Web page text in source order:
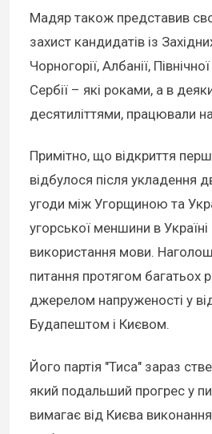
Мадяр також представив
захист кандидатів із
Чорногорії, Албанії,
Сербії – які роками, а в
десятиліттями, працювали
Примітно, що відкриття
відбулося після укладення
угоди між Угорщиною та
угорської меншини в Україні
використання мови.
питання протягом багатьох
джерелом напруженості у
Будапештом і Києвом.
Його партія "Тиса" зараз
який подальший прогрес у
вимагає від Києва